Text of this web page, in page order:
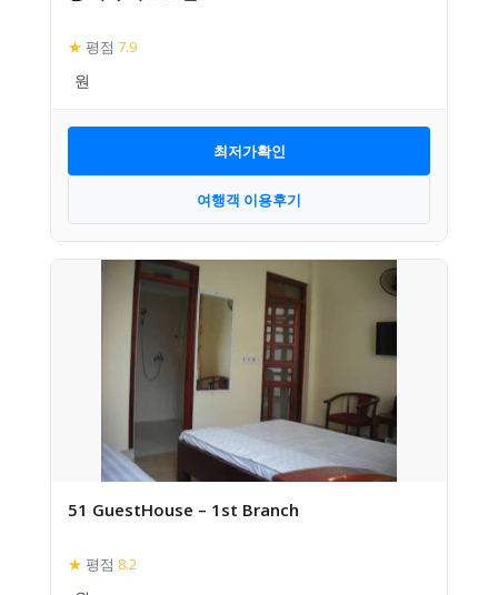
★ 평점 7.9
최저가확인
여행객 이용후기
51 GuestHouse – 1st Branch
★ 평점 8.2